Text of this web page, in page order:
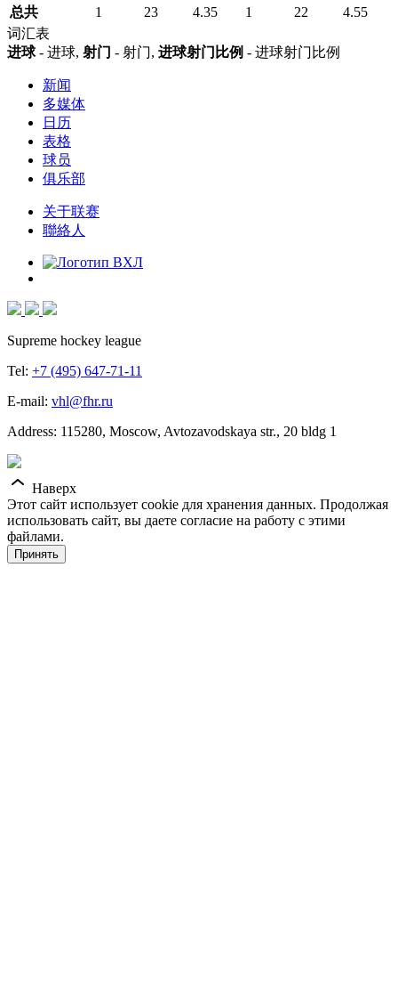
总共
1 23 4.35 1 22
4.55
词汇表
进球- 进球, 射门 - 射门, 进球射门比例 - 进球射门比例
新闻
多媒体
日历
表格
球员
俱乐部
关于联赛
聯絡人
Supreme hockey league
Tel: +7 (495) 647-71-11
E-mail: vhl@fhr.ru
Address: 115280, Moscow, Avtozavodskaya str., 20 bldg 1
Наверх
Этот сайт использует cookie для хранения данных. Продолжая
использовать сайт, вы даете согласие на работу с этими
файлами.
Принять